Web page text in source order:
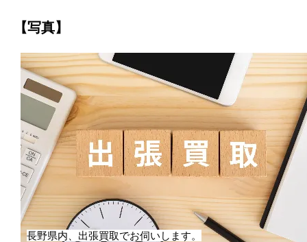
【写真】
長野県内、出張買取でお伺いします。